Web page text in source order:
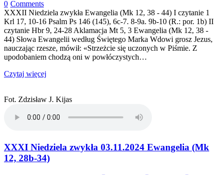
0 Comments
XXXII Niedziela zwykła Ewangelia (Mk 12, 38 - 44) I czytanie 1
Krl 17, 10-16 Psalm Ps 146 (145), 6c-7. 8-9a. 9b-10 (R.: por. 1b) II
czytanie Hbr 9, 24-28 Aklamacja Mt 5, 3 Ewangelia (Mk 12, 38 -
44) Słowa Ewangelii według Świętego Marka Wdowi grosz Jezus,
nauczając rzesze, mówił: «Strzeżcie się uczonych w Piśmie. Z
upodobaniem chodzą oni w powłóczystych…
Czytaj więcej
Fot. Zdzisław J. Kijas
XXXI Niedziela zwykła 03.11.2024 Ewangelia (Mk
12, 28b-34)